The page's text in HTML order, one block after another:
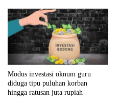
Modus investasi oknum guru
diduga tipu puluhan korban
hingga ratusan juta rupiah